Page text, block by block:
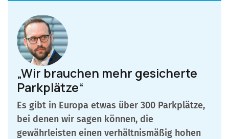
„Wir brauchen mehr gesicherte
Parkplätze“
Es gibt in Europa etwas über 300 Parkplätze,
bei denen wir sagen können, die
gewährleisten einen verhältnismäßig hohen